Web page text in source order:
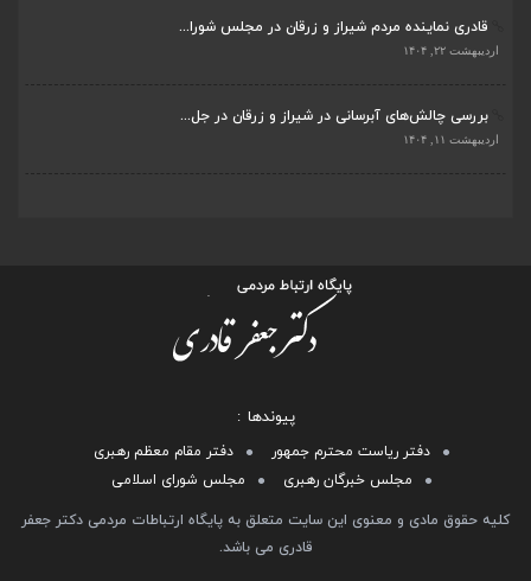
پیوندها
دفتر ریاست محترم جمهور
دفتر مقام معظم رهبری
مجلس خبرگان رهبری
مجلس شورای اسلامی
کلیه حقوق مادی و معنوی این سایت متعلق به پایگاه ارتباطات مردمی دکتر جعفر
قادری می باشد.